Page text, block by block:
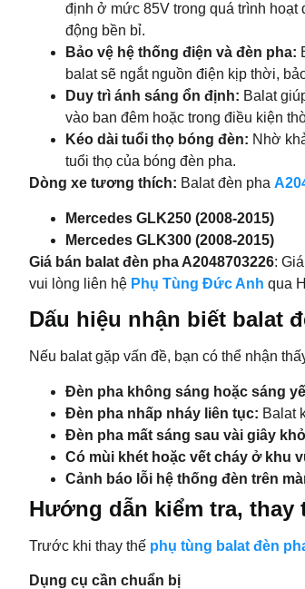
định ở mức 85V trong quá trình hoạt
động bền bỉ.
Bảo vệ hệ thống điện và đèn pha:
balat sẽ ngắt nguồn điện kịp thời,
Duy trì ánh sáng ổn định: Balat
vào ban đêm hoặc trong điều kiện
Kéo dài tuổi thọ bóng đèn: Nhờ
tuổi thọ của bóng đèn pha.
Dòng xe tương thích: Balat đèn pha
Mercedes GLK250 (2008-2015)
Mercedes GLK300 (2008-2015)
Giá bán balat đèn pha A2048703226:
vui lòng liên hệ Phụ Tùng Đức Anh qua
Dấu hiệu nhận biết balat
Nếu balat gặp vấn đề, bạn có thể nhận
Đèn pha không sáng hoặc sáng
Đèn pha nhấp nháy liên tục: Balat
Đèn pha mất sáng sau vài giây
Có mùi khét hoặc vết cháy ở khu
Cảnh báo lỗi hệ thống đèn trên
Hướng dẫn kiểm tra, thay
Trước khi thay thế phụ tùng balat đèn
Dụng cụ cần chuẩn bị